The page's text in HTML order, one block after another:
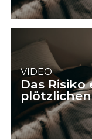
VIDEO
Das Risiko